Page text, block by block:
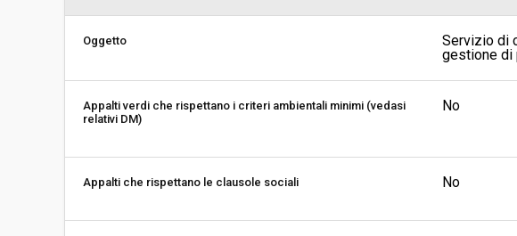
ribasso:
Oggetto
Servizio di
gestione di
Appalti verdi che rispettano i criteri ambientali minimi (vedasi
relativi DM)
No
Appalti che rispettano le clausole sociali No